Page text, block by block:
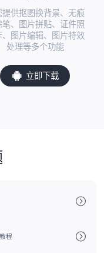
提供抠图换背景、无痕
笔、图片拼贴、证件照
、图片编辑、图片特效
处理等多个功能
立即下载
程